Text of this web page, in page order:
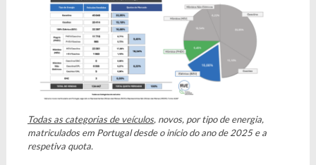
Todas as categorias de veículos, novos, por tipo de energia,
matriculados em Portugal desde o início do ano de 2025 e a
respetiva quota.